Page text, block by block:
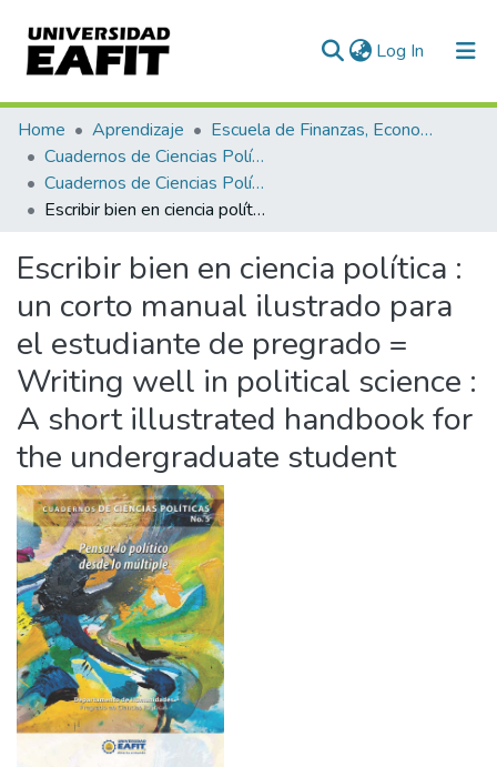
Log In (current)
Communities & Collections
All of DSpace
Statistics
Home Aprendizaje
Escuela de Finanzas, Economía y Gobierno
Cuadernos de Ciencias Políticas
Cuadernos de Ciencias Políticas, Núm. 05 (2013)
Escribir bien en ciencia política : un corto manual ilustrado para el estudiante de pregrado = Writing well in political science : A short illustrated handbook for the undergraduate student
Escribir bien en ciencia política :
un corto manual ilustrado para
el estudiante de pregrado =
Writing well in political science :
A short illustrated handbook for
the undergraduate student